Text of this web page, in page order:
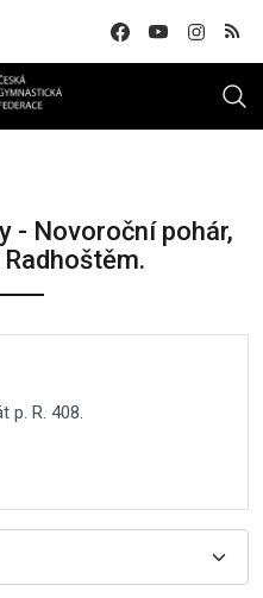
- Novoroční pohár,
p. R. 408.